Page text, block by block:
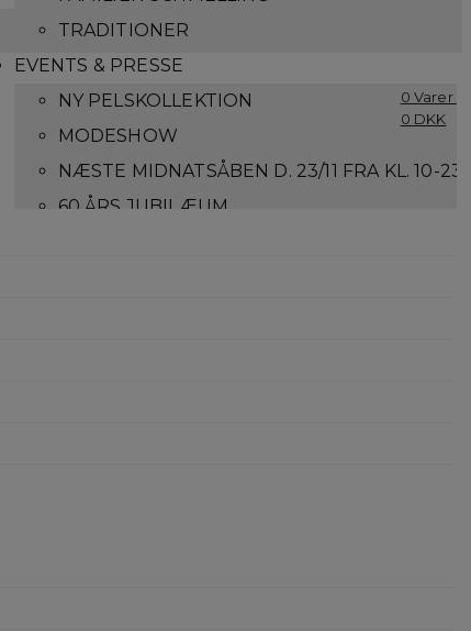
TRADITIONER
EVENTS & PRESSE
NY PELSKOLLEKTION
MODESHOW
NÆSTE MIDNATSÅBEN D. 23/11 FRA KL. 10-23
60 ÅRS JUBILÆUM
0 Varer -
0 DKK